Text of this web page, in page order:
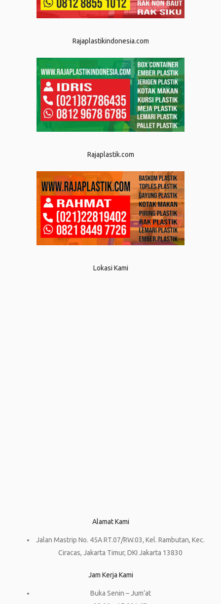
Rajaplastikindonesia.com
Rajaplastik.com
Lokasi Kami
Alamat Kami
Jalan Mastrip No. 45A RT.07/RW.03, Kel. Rambutan, Kec.
Ciracas, Jakarta Timur, DKI Jakarta 13830
Jam Kerja Kami
Buka Senin – Jum’at